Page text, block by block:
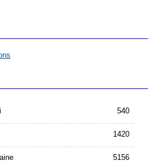
540
1420
5156